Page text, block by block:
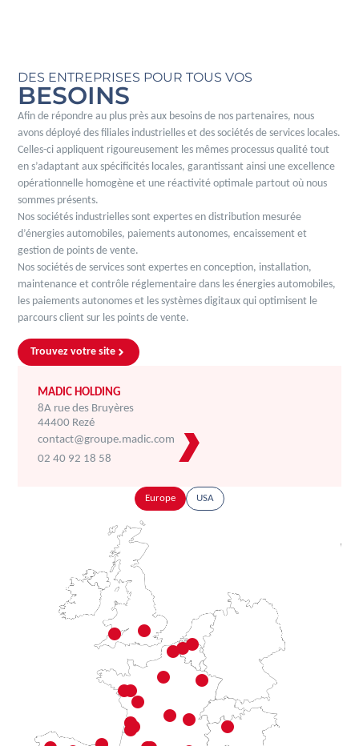
Europe USA
DES ENTREPRISES POUR TOUS VOS
BESOINS
Afin de répondre au plus près aux besoins de nos partenaires, nous
avons déployé des filiales industrielles et des sociétés de services locales.
Celles-ci appliquent rigoureusement les mêmes processus qualité tout
en s’adaptant aux spécificités locales, garantissant ainsi une excellence
opérationnelle homogène et une réactivité optimale partout où nous
sommes présents.
Nos sociétés industrielles sont expertes en distribution mesurée
d’énergies automobiles, paiements autonomes, encaissement et
gestion de points de vente.
Nos sociétés de services sont expertes en conception, installation,
maintenance et contrôle réglementaire dans les énergies automobiles,
les paiements autonomes et les systèmes digitaux qui optimisent le
parcours client sur les points de vente.
Trouvez votre site
MADIC HOLDING
8A rue des Bruyères
44400 Rezé
contact@groupe.madic.com
02 40 92 18 58